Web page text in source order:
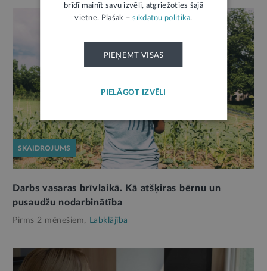
SKAIDROJUMS
Darbs vasaras brīvlaikā. Kā atšķiras bērnu un
pusaudžu nodarbinātība
Pirms 2 mēnešiem, Labklājība
brīdī mainīt savu izvēli, atgriežoties šajā
vietnē. Plašāk –sīkdatņu politikā.
PIEŅEMT VISAS
PIELĀGOT IZVĒLI